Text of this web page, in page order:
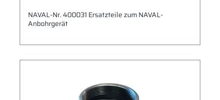
NAVAL-Nr. 400031 Ersatzteile zum NAVAL-
Anbohrgerät